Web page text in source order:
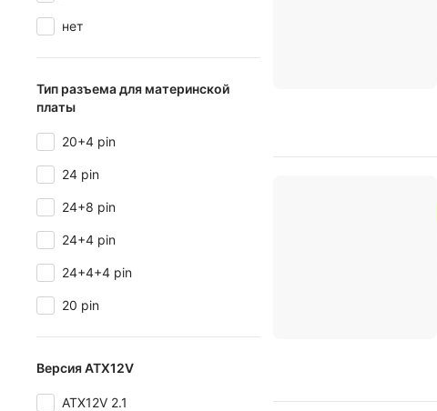
нет
Тип разъема для материнской
платы
20+4 pin
24 pin
24+8 pin
24+4 pin
24+4+4 pin
20 pin
Версия ATX12V
ATX12V 2.1